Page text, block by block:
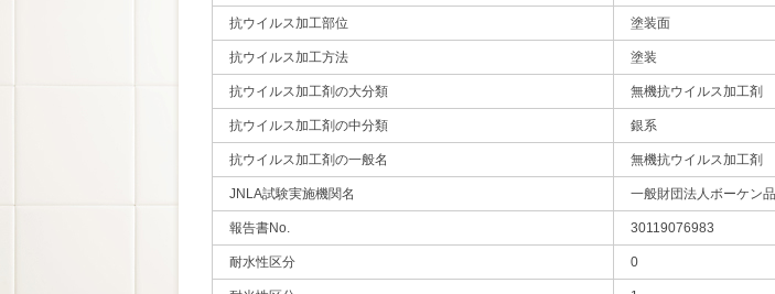
抗ウイルス加工部位 塗装面
抗ウイルス加工方法 塗装
抗ウイルス加工剤の大分類 無機抗ウイルス加工剤
抗ウイルス加工剤の中分類 銀系
抗ウイルス加工剤の一般名 無機抗ウイルス加工剤
JNLA試験実施機関名 一般財団法人ボーケン
報告書No. 30119076983
耐水性区分 0